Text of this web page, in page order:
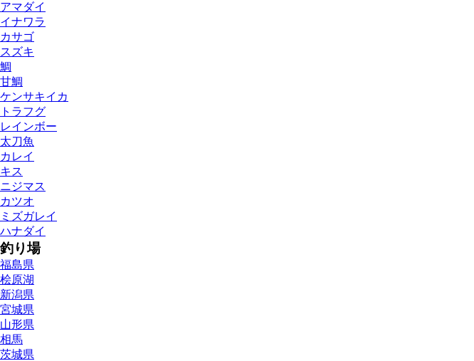
アマダイ
イナワラ
カサゴ
スズキ
鯛
甘鯛
ケンサキイカ
トラフグ
レインボー
太刀魚
カレイ
キス
ニジマス
カツオ
ミズガレイ
ハナダイ
釣り場
福島県
桧原湖
新潟県
宮城県
山形県
相馬
茨城県